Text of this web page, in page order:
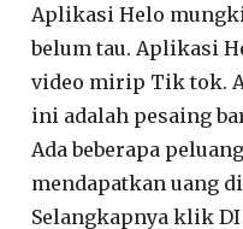
Aplikasi Helo
belum tau. Aplikasi
video mirip Tik tok.
ini adalah pesaing
Ada beberapa
mendapatkan uang
Selangkapnya klik DI